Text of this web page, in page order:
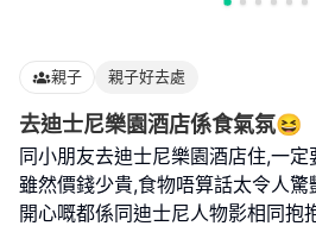
親子 親子好去處
去迪士尼樂園酒店係食氣氛😆
同小朋友去迪士尼樂園酒店住,一
雖然價錢少貴,食物唔算話太令人
開心嘅都係同迪士尼人物影相同抱